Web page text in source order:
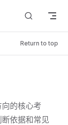
Return to top
的核心考
依据和常见